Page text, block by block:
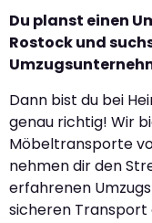
Du planst einen
Rostock und
Dann bist du bei
genau richtig! Wir
Möbeltransporte
nehmen dir den
erfahrenen
sicheren Transport